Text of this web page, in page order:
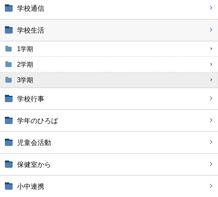
学校通信
学校生活
1学期
2学期
3学期
学校行事
学年のひろば
児童会活動
保健室から
小中連携